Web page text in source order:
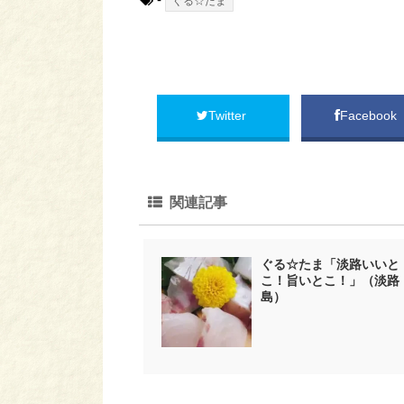
Twitter Facebook
関連記事
ぐる☆たま「淡路いいと
こ！旨いとこ！」（淡路
島）